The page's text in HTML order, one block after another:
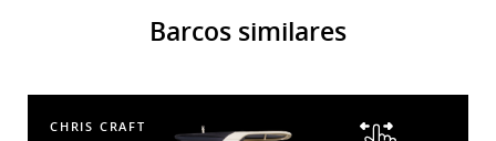
Barcos similares
CHRIS CRAFT